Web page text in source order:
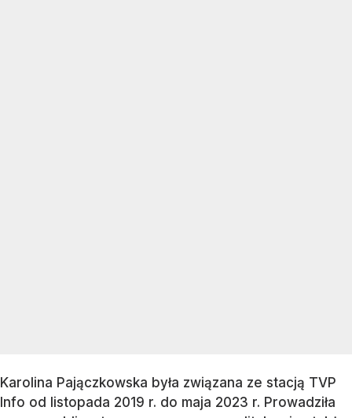
Karolina Pajączkowska była związana ze stacją TVP
Info od listopada 2019 r. do maja 2023 r. Prowadziła